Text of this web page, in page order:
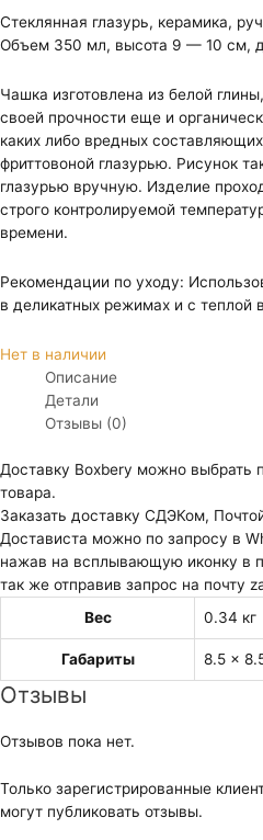
Стеклянная глазурь, керамика,
Объем 350 мл, высота 9 — 10 см,
Чашка изготовлена из белой
своей прочности еще и
каких либо вредных
фриттовоной глазурью. Рисунок
глазурью вручную. Изделие
строго контролируемой
времени.
Рекомендации по уходу:
в деликатных режимах и с теплой
Нет в наличии
Описание
Детали
Отзывы (0)
Доставку Boxbery можно выбрать
товара.
Заказать доставку СДЭКом,
Достависта можно по запросу в
нажав на всплывающую иконку в
так же отправив запрос на почту
Вес
0.34 кг
Габариты 8.5 ×
Отзывы
Отзывов пока нет.
Только зарегистрированные
могут публиковать отзывы.